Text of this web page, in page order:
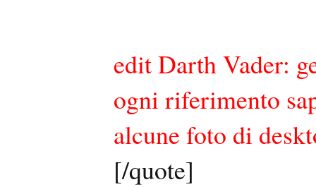
edit Darth Vader:
ogni riferimento
alcune foto di
[/quote]